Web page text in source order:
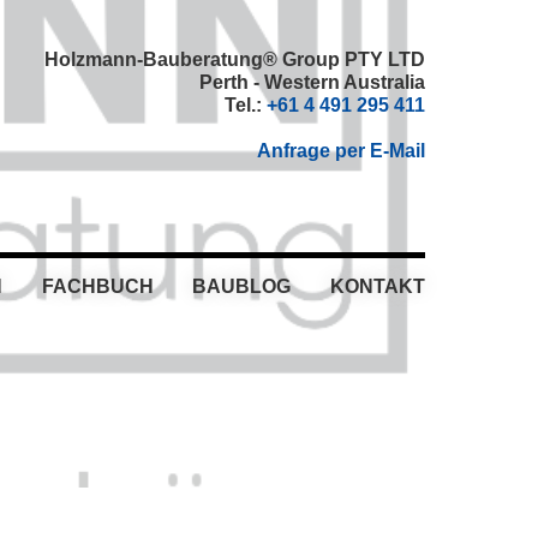
Holzmann-Bauberatung® Group PTY LTD
Perth - Western Australia
Tel.:+61 4 491 295 411
Anfrage per E-Mail
FACHBUCH BAUBLOG KONTAKT